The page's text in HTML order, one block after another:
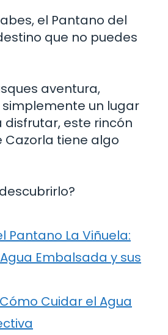
el Pantano del
que no puedes
aventura,
un lugar
este rincón
Cazorla tiene algo
Pantano La Viñuela:
Embalsada y sus
Cuidar el Agua